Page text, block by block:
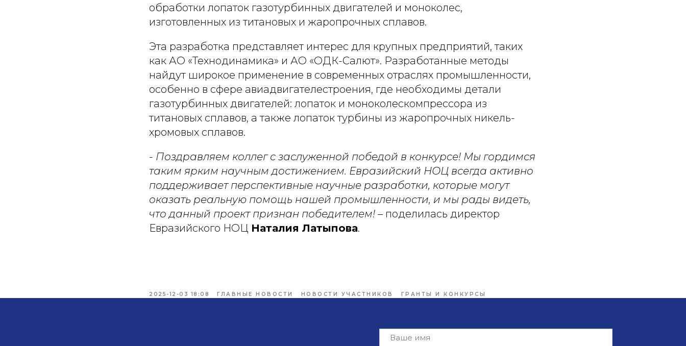
обработки лопаток газотурбинных двигателей и моноколес,
изготовленных из титановых и жаропрочных сплавов.
Эта разработка представляет интерес для крупных предприятий, таких
как АО «Технодинамика» и АО «ОДК-Салют». Разработанные методы
найдут широкое применение в современных отраслях промышленности,
особенно в сфере авиадвигателестроения, где необходимы детали
газотурбинных двигателей: лопаток и моноколескомпрессора из
титановых сплавов, а также лопаток турбины из жаропрочных никель-
хромовых сплавов.
- Поздравляем коллег с заслуженной победой в конкурсе! Мы гордимся
таким ярким научным достижением. Евразийский НОЦ всегда активно
поддерживает перспективные научные разработки, которые могут
оказать реальную помощь нашей промышленности, и мы рады видеть,
что данный проект признан победителем! – поделилась директор
Евразийского НОЦ Наталия Латыпова.
2025-12-03 18:08 ГЛАВНЫЕ НОВОСТИ НОВОСТИ УЧАСТНИКОВ ГРАНТЫ И КОНКУРСЫ